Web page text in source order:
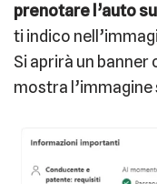
prenotare l’auto
ti indico
Si aprirà un
mostra l’immagine